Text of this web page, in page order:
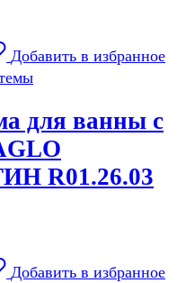
Добавить в избранное
для ванны с
R01.26.03
Добавить в избранное